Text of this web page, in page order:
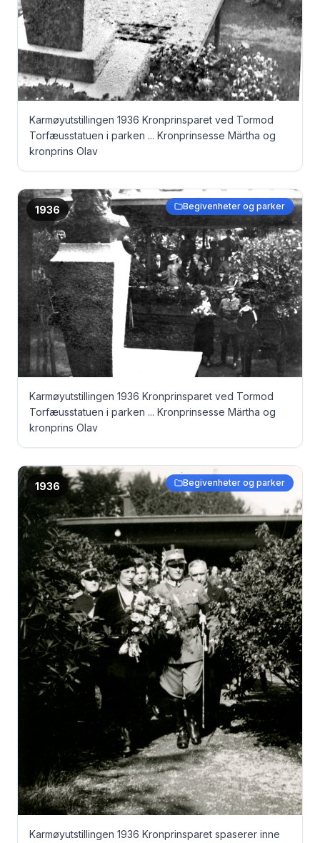
Karmøyutstillingen 1936 Kronprinsparet ved Tormod
Torfæusstatuen i parken ... Kronprinsesse Märtha og
kronprins Olav
1936 Begivenheter og parker
Karmøyutstillingen 1936 Kronprinsparet ved Tormod
Torfæusstatuen i parken ... Kronprinsesse Märtha og
kronprins Olav
1936 Begivenheter og parker
Karmøyutstillingen 1936 Kronprinsparet spaserer inne